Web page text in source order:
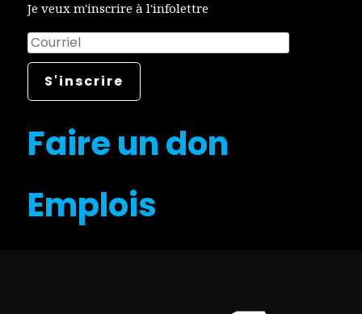
Je veux m'inscrire à l'infolettre
Faire un don
Emplois